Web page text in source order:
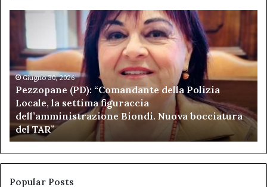
Pezzopane
(PD):
“Comandante
della
Polizia
Locale,
settima
figuraccia
dell’amministrazione
Biondi.
Nuova
bocciatura
del
Giugno 30, 2026
Pezzopane (PD): “Comandante della Polizia
Locale, la settima figuraccia
dell’amministrazione Biondi. Nuova bocciatura
del TAR”
ai
Popular Posts